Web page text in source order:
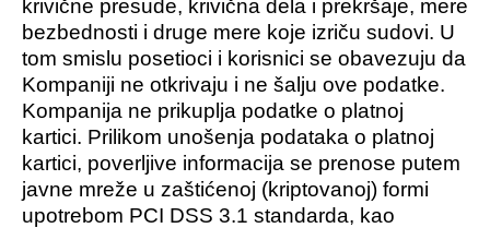
krivične presude, krivična dela i prekršaje, mere
bezbednosti i druge mere koje izriču sudovi. U
tom smislu posetioci i korisnici se obavezuju da
Kompaniji ne otkrivaju i ne šalju ove podatke.
Kompanija ne prikuplja podatke o platnoj
kartici. Prilikom unošenja podataka o platnoj
kartici, poverljive informacija se prenose putem
javne mreže u zaštićenoj (kriptovanoj) formi
upotrebom PCI DSS 3.1 standarda, kao